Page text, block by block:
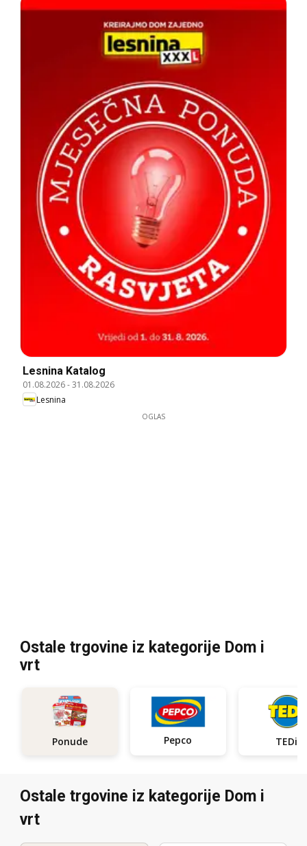
Lesnina Katalog
01.08.2026-31.08.2026
Lesnina
OGLAS
Ostale trgovine iz kategorije Dom i
vrt
Ponude Pepco TEDi
Ostale trgovine iz kategorije Dom i
vrt